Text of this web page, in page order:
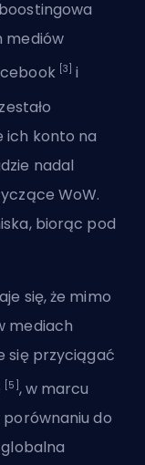
mediów
[3] i
ich konto na
nadal
WoW.
biorąc pod
się, że mimo
mediach
się przyciągać
[5] , w marcu
porównaniu do